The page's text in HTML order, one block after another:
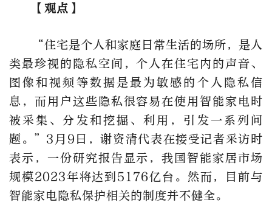
【观点】
“住宅是个人和家庭日常生活的场所，是人
类最珍视的隐私空间，个人在住宅内的声音、
图像和视频等数据是最为敏感的个人隐私信
息，而用户这些隐私很容易在使用智能家电时
被采集、分发和挖掘、利用，引发一系列问
题。”3月9日，谢资清代表在接受记者采访时
表示，一份研究报告显示，我国智能家居市场
规模2023年将达到5176亿台。然而，目前与
智能家电隐私保护相关的制度并不健全。